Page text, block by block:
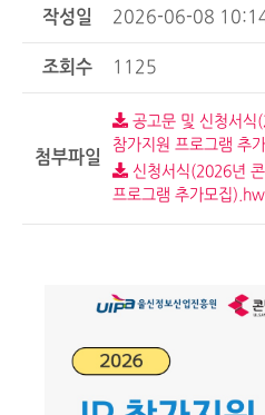
작성일 2026-06-08
조회수 1125
첨부파일
공고문 및 신청서식
참가지원 프로그램 추
신청서식(2026년
프로그램 추가모집